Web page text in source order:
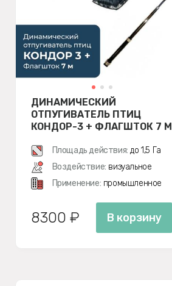
ДИНАМИЧЕСКИЙ
ОТПУГИВАТЕЛЬ ПТИЦ
КОНДОР-3 + ФЛАГШТОК 7 М
Площадь действия: до 1,5 Га
Воздействие: визуальное
Применение: промышленное
8300 ₽ В корзину